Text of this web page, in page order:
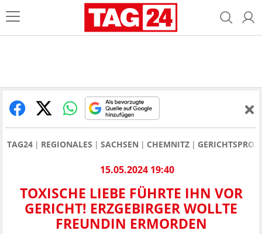
TAG24 REGIONALES SACHSEN CHEMNITZ
15.05.2024 19:40
TOXISCHE LIEBE FÜHRTE IHN VOR
GERICHT! ERZGEBIRGER WOLLTE
FREUNDIN ERMORDEN